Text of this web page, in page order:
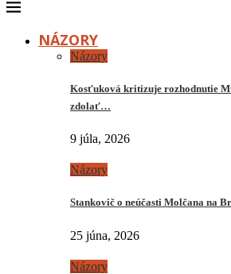
NÁZORY
Názory
Kosťuková kritizuje rozhodnutie
zdolať…
9 júla, 2026
Názory
Stankovič o neúčasti Molčana na
25 júna, 2026
Názory